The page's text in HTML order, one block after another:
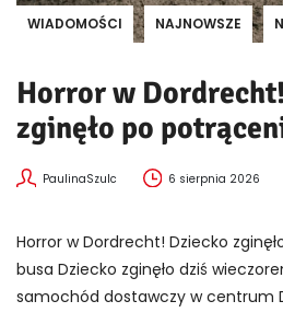
WIADOMOŚCI NAJNOWSZE
Horror w
zginęło po
PaulinaSzulc 6 sierpnia 2026
Horror w Dordrecht! Dziecko
busa Dziecko zginęło dziś
samochód dostawczy w centrum